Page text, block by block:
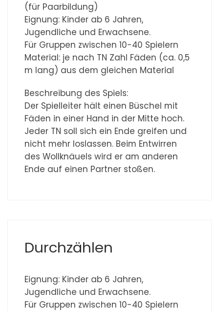
(für Paarbildung)
Eignung: Kinder ab 6 Jahren,
Jugendliche und Erwachsene.
Für Gruppen zwischen 10-40 Spielern
Material: je nach TN Zahl Fäden (ca. 0,5
m lang) aus dem gleichen Material
Beschreibung des Spiels:
Der Spielleiter hält einen Büschel mit
Fäden in einer Hand in der Mitte hoch.
Jeder TN soll sich ein Ende greifen und
nicht mehr loslassen. Beim Entwirren
des Wollknäuels wird er am anderen
Ende auf einen Partner stoßen.
Durchzählen
Eignung: Kinder ab 6 Jahren,
Jugendliche und Erwachsene.
Für Gruppen zwischen 10-40 Spielern